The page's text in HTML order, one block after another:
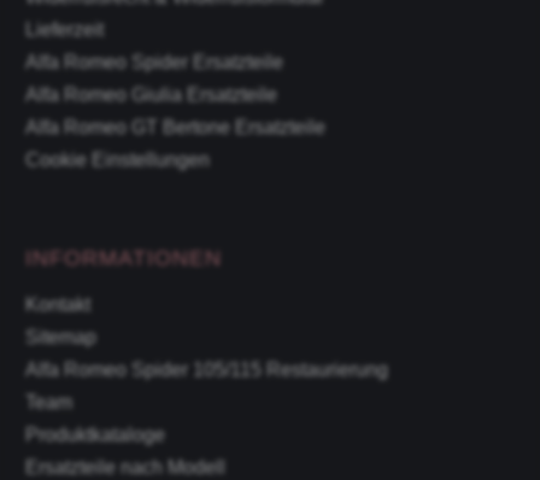
Lieferzeit
Alfa Romeo Spider Ersatzteile
Alfa Romeo Giulia Ersatzteile
Alfa Romeo GT Bertone Ersatzteile
Cookie Einstellungen
INFORMATIONEN
Kontakt
Sitemap
Alfa Romeo Spider 105/115 Restaurierung
Team
Produktkataloge
Ersatzteile nach Modell